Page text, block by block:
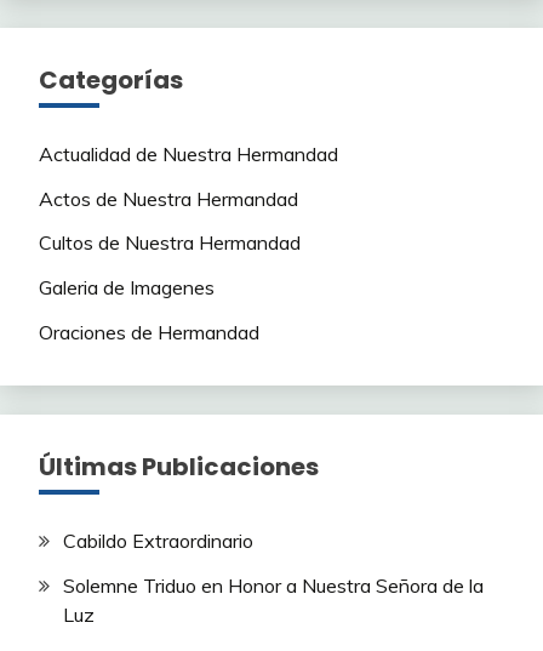
Categorías
Actualidad de Nuestra Hermandad
Actos de Nuestra Hermandad
Cultos de Nuestra Hermandad
Galeria de Imagenes
Oraciones de Hermandad
Últimas Publicaciones
Cabildo Extraordinario
Solemne Triduo en Honor a Nuestra Señora de la
Luz